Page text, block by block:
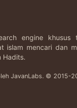
engine khusus
islam mencari dan
Hadits.
JavanLabs. © 2015-